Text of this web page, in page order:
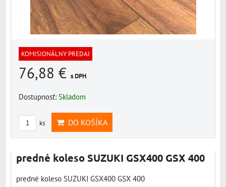
KOMISIONÁLNY PREDAJ
76,88 € s DPH
Dostupnosť: Skladom
ks DO KOŠÍKA
predné koleso SUZUKI GSX400 GSX 400
predné koleso SUZUKI GSX400 GSX 400